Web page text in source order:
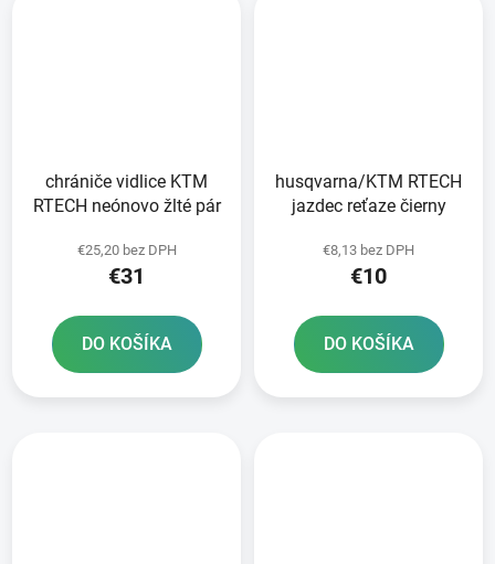
chrániče vidlice KTM
RTECH neónovo žlté pár
€25,20 bez DPH
€31
DO KOŠÍKA
husqvarna/KTM RTECH
jazdec reťaze čierny
€8,13 bez DPH
€10
DO KOŠÍKA